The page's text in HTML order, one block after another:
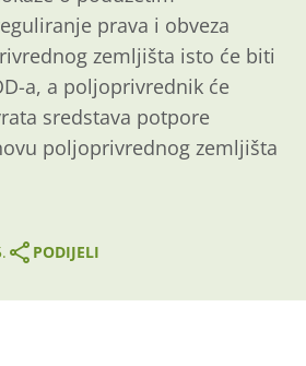
prava i obveza
zemljišta isto će biti
a, a poljoprivrednik će
sredstava potpore
poljoprivrednog zemljišta
PODIJELI